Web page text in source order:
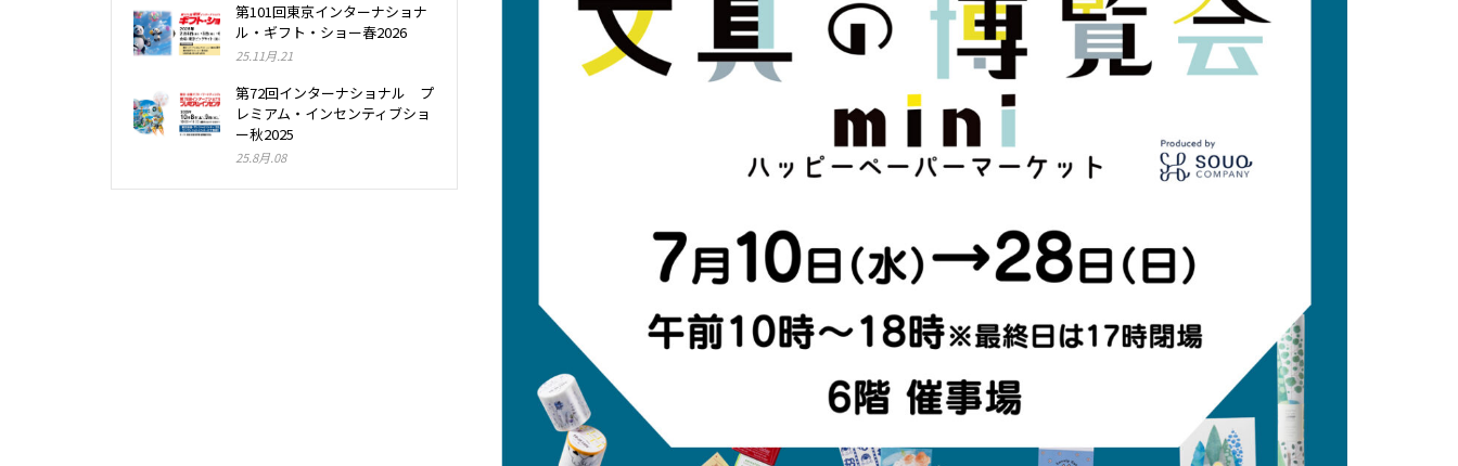
第101回東京インターナショナ
ル・ギフト・ショー春2026
25.11月.21
第72回インターナショナル プ
レミアム・インセンティブショ
ー秋2025
25.8月.08